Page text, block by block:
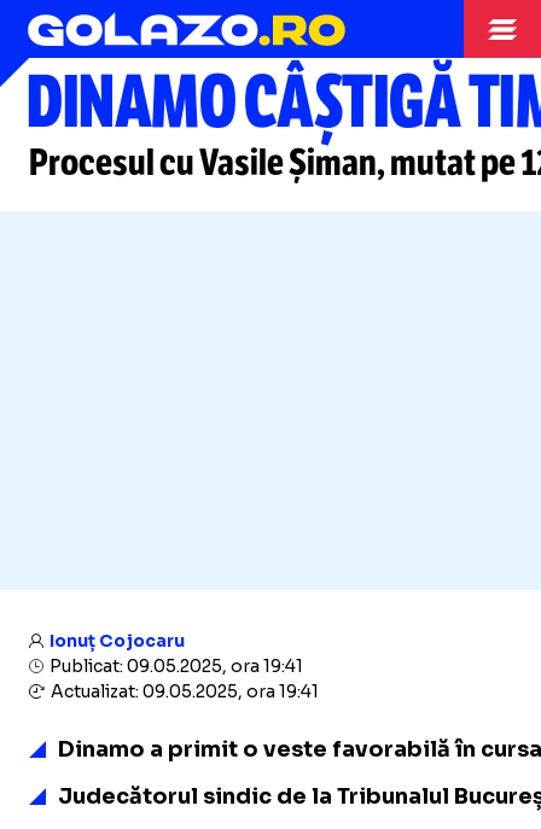
Superliga
DINAMO CÂŞTIGĂ
Procesul cu Vasile Șiman, mutat pe
Ionuț Cojocaru
Publicat: 09.05.2025, ora 19:41
Actualizat: 09.05.2025, ora 19:41
Dinamo a primit o veste favorabilă în
Judecătorul sindic de la Tribunalul